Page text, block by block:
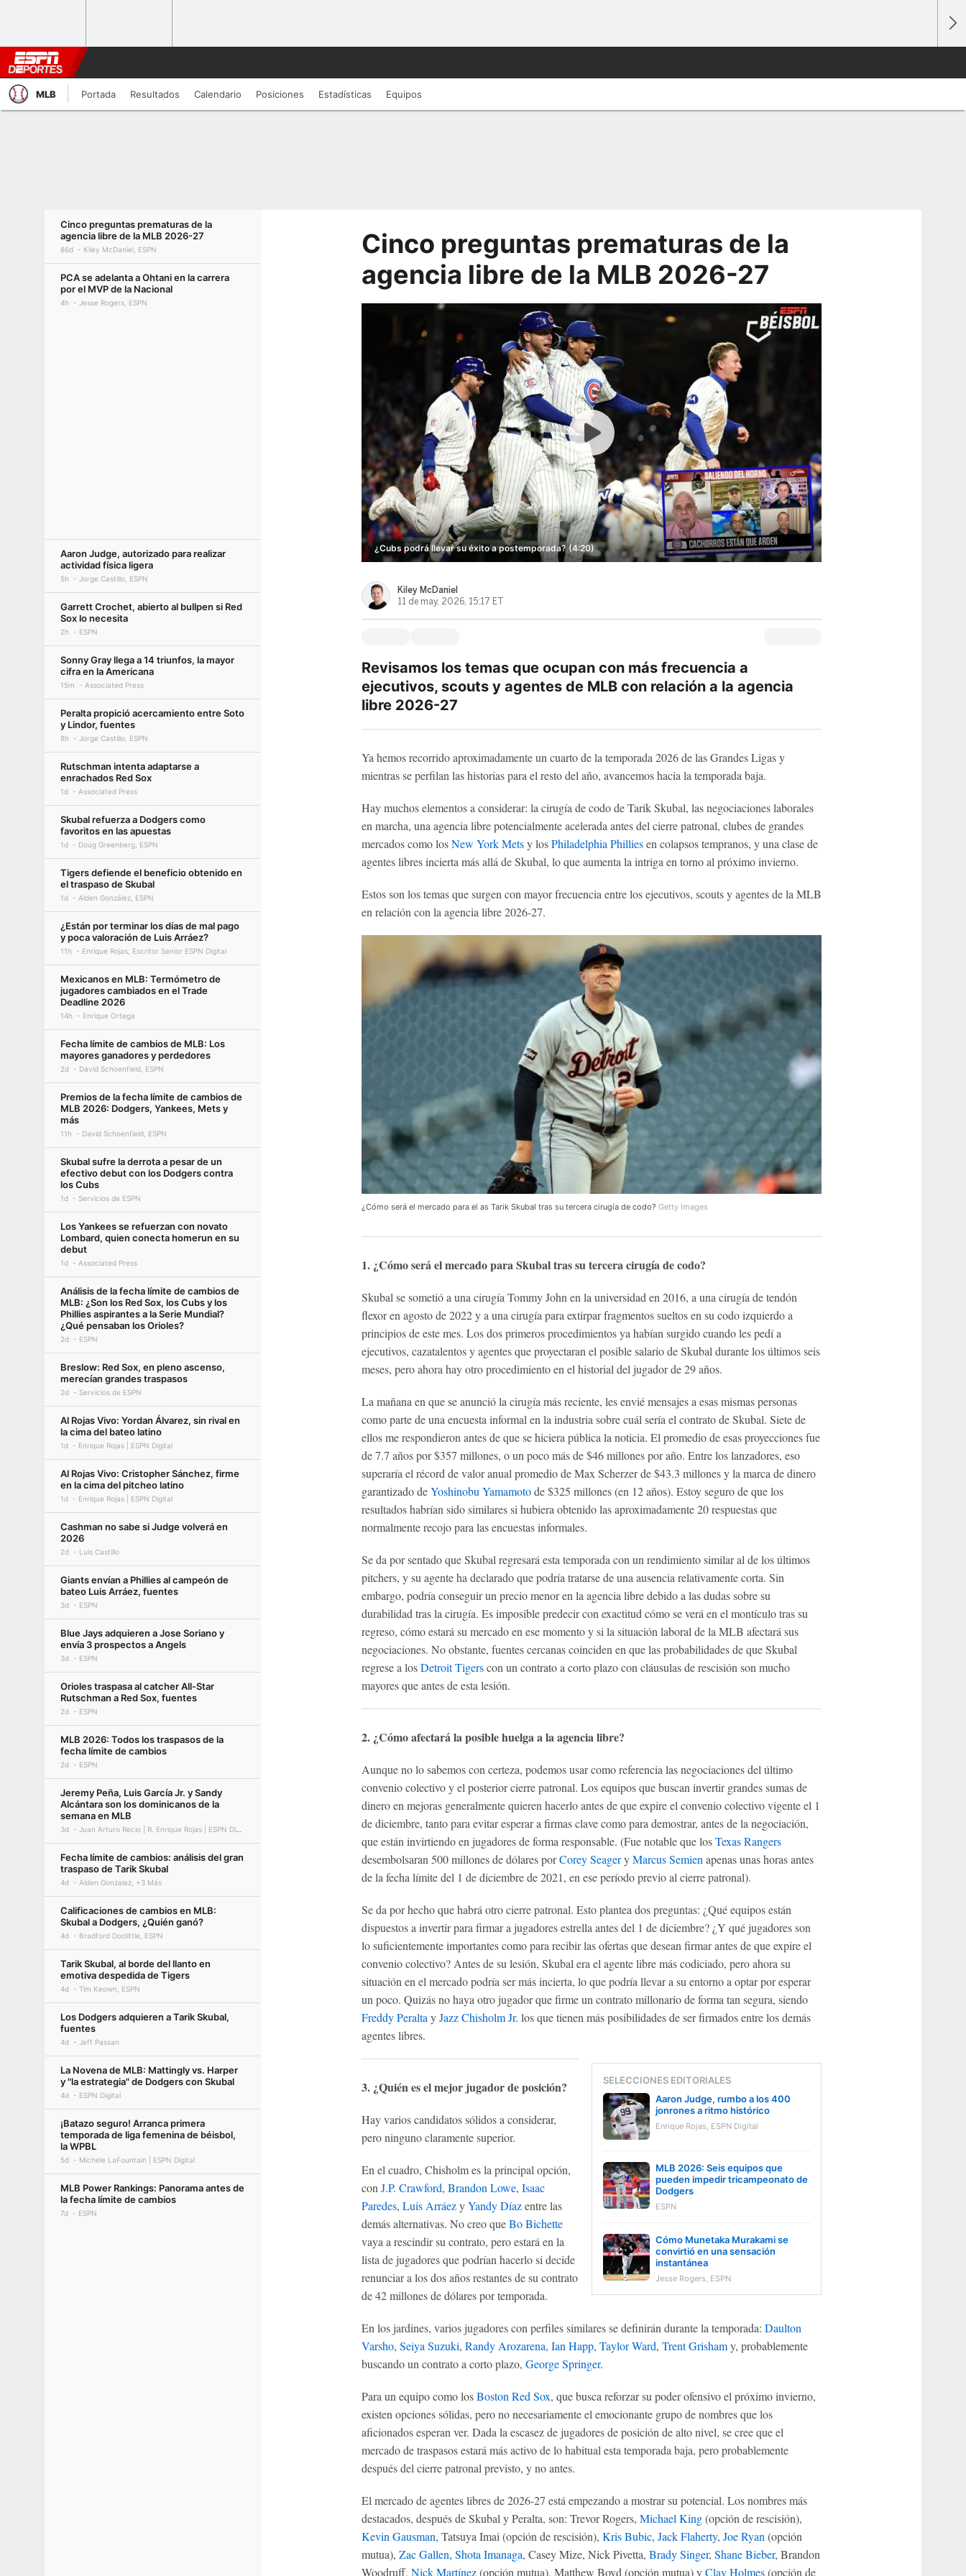
MLB Portada Resultados Calendario Posiciones Estadísticas Equipos
Cinco preguntas prematuras de la
agencia libre de la MLB 2026-27
86d Kiley McDaniel, ESPN
PCA se adelanta a Ohtani en la carrera
por el MVP de la Nacional
4h Jesse Rogers, ESPN
Aaron Judge, autorizado para realizar
actividad física ligera
5h Jorge Castillo, ESPN
Garrett Crochet, abierto al bullpen si Red
Sox lo necesita
2h ESPN
Sonny Gray llega a 14 triunfos, la mayor
cifra en la Americana
15m Associated Press
Peralta propició acercamiento entre Soto
y Lindor, fuentes
8h Jorge Castillo, ESPN
Rutschman intenta adaptarse a
enrachados Red Sox
1d Associated Press
Skubal refuerza a Dodgers como
favoritos en las apuestas
1d Doug Greenberg, ESPN
Tigers defiende el beneficio obtenido en
el traspaso de Skubal
1d Alden González, ESPN
¿Están por terminar los días de mal pago
y poca valoración de Luis Arráez?
11h Enrique Rojas, Escritor Senior ESPN Digital
Mexicanos en MLB: Termómetro de
jugadores cambiados en el Trade
Deadline 2026
14h Enrique Ortega
Fecha límite de cambios de MLB: Los
mayores ganadores y perdedores
2d David Schoenfield, ESPN
Premios de la fecha límite de cambios de
MLB 2026: Dodgers, Yankees, Mets y
más
11h David Schoenfield, ESPN
Skubal sufre la derrota a pesar de un
efectivo debut con los Dodgers contra
los Cubs
1d Servicios de ESPN
Los Yankees se refuerzan con novato
Lombard, quien conecta homerun en su
debut
1d Associated Press
Análisis de la fecha límite de cambios de
MLB: ¿Son los Red Sox, los Cubs y los
Phillies aspirantes a la Serie Mundial?
¿Qué pensaban los Orioles?
2d ESPN
Breslow: Red Sox, en pleno ascenso,
merecían grandes traspasos
2d Servicios de ESPN
Al Rojas Vivo: Yordan Álvarez, sin rival en
la cima del bateo latino
1d Enrique Rojas | ESPN Digital
Al Rojas Vivo: Cristopher Sánchez, firme
en la cima del pitcheo latino
1d Enrique Rojas | ESPN Digital
Cashman no sabe si Judge volverá en
2026
2d Luis Castillo
Giants envían a Phillies al campeón de
bateo Luis Arráez, fuentes
3d ESPN
Blue Jays adquieren a Jose Soriano y
envía 3 prospectos a Angels
3d ESPN
Orioles traspasa al catcher All-Star
Rutschman a Red Sox, fuentes
2d ESPN
MLB 2026: Todos los traspasos de la
fecha límite de cambios
2d ESPN
Jeremy Peña, Luis García Jr. y Sandy
Alcántara son los dominicanos de la
semana en MLB
3d Juan Arturo Recio | R. Enrique Rojas | ESPN Digital
Fecha límite de cambios: análisis del gran
traspaso de Tarik Skubal
4d Alden Gonzalez, +3 Más
Calificaciones de cambios en MLB:
Skubal a Dodgers, ¿Quién ganó?
4d Bradford Doolittle, ESPN
Tarik Skubal, al borde del llanto en
emotiva despedida de Tigers
4d Tim Keown, ESPN
Los Dodgers adquieren a Tarik Skubal,
fuentes
4d Jeff Passan
La Novena de MLB: Mattingly vs. Harper
y "la estrategia" de Dodgers con Skubal
4d ESPN Digital
¡Batazo seguro! Arranca primera
temporada de liga femenina de béisbol,
la WPBL
5d Michele LaFountain | ESPN Digital
MLB Power Rankings: Panorama antes de
la fecha límite de cambios
7d ESPN
Cinco preguntas prematuras de la
agencia libre de la MLB 2026-27
¿Cubs podrá llevar su éxito a postemporada? (4:20)
Kiley McDaniel
11 de may, 2026, 15:17 ET
Revisamos los temas que ocupan con más frecuencia a
ejecutivos, scouts y agentes de MLB con relación a la agencia
libre 2026-27
Ya hemos recorrido aproximadamente un cuarto de la temporada 2026 de las Grandes Ligas y
mientras se perfilan las historias para el resto del año, avancemos hacia la temporada baja.
Hay muchos elementos a considerar: la cirugía de codo de Tarik Skubal, las negociaciones laborales
en marcha, una agencia libre potencialmente acelerada antes del cierre patronal, clubes de grandes
mercados como losNew York Metsy losPhiladelphia Philliesen colapsos tempranos, y una clase de
agentes libres incierta más allá de Skubal, lo que aumenta la intriga en torno al próximo invierno.
Estos son los temas que surgen con mayor frecuencia entre los ejecutivos, scouts y agentes de la MLB
en relación con la agencia libre 2026-27.
¿Cómo será el mercado para el as Tarik Skubal tras su tercera cirugía de codo? Getty Images
1. ¿Cómo será el mercado para Skubal tras su tercera cirugía de codo?
Skubal se sometió a una cirugía Tommy John en la universidad en 2016, a una cirugía de tendón
flexor en agosto de 2022 y a una cirugía para extirpar fragmentos sueltos en su codo izquierdo a
principios de este mes. Los dos primeros procedimientos ya habían surgido cuando les pedí a
ejecutivos, cazatalentos y agentes que proyectaran el posible salario de Skubal durante los últimos seis
meses, pero ahora hay otro procedimiento en el historial del jugador de 29 años.
La mañana en que se anunció la cirugía más reciente, les envié mensajes a esas mismas personas
como parte de una encuesta informal en la industria sobre cuál sería el contrato de Skubal. Siete de
ellos me respondieron antes de que se hiciera pública la noticia. El promedio de esas proyecciones fue
de 7.7 años por $357 millones, o un poco más de $46 millones por año. Entre los lanzadores, eso
superaría el récord de valor anual promedio de Max Scherzer de $43.3 millones y la marca de dinero
garantizado deYoshinobu Yamamotode $325 millones (en 12 años). Estoy seguro de que los
resultados habrían sido similares si hubiera obtenido las aproximadamente 20 respuestas que
normalmente recojo para las encuestas informales.
Se da por sentado que Skubal regresará esta temporada con un rendimiento similar al de los últimos
pitchers, y su agente ha declarado que podría tratarse de una ausencia relativamente corta. Sin
embargo, podría conseguir un precio menor en la agencia libre debido a las dudas sobre su
durabilidad tras la cirugía. Es imposible predecir con exactitud cómo se verá en el montículo tras su
regreso, cómo estará su mercado en ese momento y si la situación laboral de la MLB afectará sus
negociaciones. No obstante, fuentes cercanas coinciden en que las probabilidades de que Skubal
regrese a losDetroit Tigerscon un contrato a corto plazo con cláusulas de rescisión son mucho
mayores que antes de esta lesión.
2. ¿Cómo afectará la posible huelga a la agencia libre?
Aunque no lo sabemos con certeza, podemos usar como referencia las negociaciones del último
convenio colectivo y el posterior cierre patronal. Los equipos que buscan invertir grandes sumas de
dinero en mejoras generalmente quieren hacerlo antes de que expire el convenio colectivo vigente el 1
de diciembre, tanto para evitar esperar a firmas clave como para demostrar, antes de la negociación,
que están invirtiendo en jugadores de forma responsable. (Fue notable que losTexas Rangers
desembolsaran 500 millones de dólares porCorey SeageryMarcus Semienapenas unas horas antes
de la fecha límite del 1 de diciembre de 2021, en ese período previo al cierre patronal).
Se da por hecho que habrá otro cierre patronal. Esto plantea dos preguntas: ¿Qué equipos están
dispuestos a invertir para firmar a jugadores estrella antes del 1 de diciembre? ¿Y qué jugadores son
lo suficientemente importantes como para recibir las ofertas que desean firmar antes de que expire el
convenio colectivo? Antes de su lesión, Skubal era el agente libre más codiciado, pero ahora su
situación en el mercado podría ser más incierta, lo que podría llevar a su entorno a optar por esperar
un poco. Quizás no haya otro jugador que firme un contrato millonario de forma tan segura, siendo
Freddy PeraltayJazz Chisholm Jr. los que tienen más posibilidades de ser firmados entre los demás
agentes libres.
SELECCIONES EDITORIALES
Aaron Judge, rumbo a los 400
jonrones a ritmo histórico
Enrique Rojas, ESPN Digital
MLB 2026: Seis equipos que
pueden impedir tricampeonato de
Dodgers
ESPN
Cómo Munetaka Murakami se
convirtió en una sensación
instantánea
Jesse Rogers, ESPN
3. ¿Quién es el mejor jugador de posición?
Hay varios candidatos sólidos a considerar,
pero ninguno claramente superior.
En el cuadro, Chisholm es la principal opción,
conJ.P. Crawford, Brandon Lowe, Isaac
Paredes, Luis ArráezyYandy Díazentre las
demás alternativas. No creo queBo Bichette
vaya a rescindir su contrato, pero estará en la
lista de jugadores que podrían hacerlo si decide
renunciar a los dos años restantes de su contrato
de 42 millones de dólares por temporada.
En los jardines, varios jugadores con perfiles similares se definirán durante la temporada: Daulton
Varsho, Seiya Suzuki, Randy Arozarena, Ian Happ, Taylor Ward, Trent Grishamy, probablemente
buscando un contrato a corto plazo, George Springer.
Para un equipo como losBoston Red Sox, que busca reforzar su poder ofensivo el próximo invierno,
existen opciones sólidas, pero no necesariamente el emocionante grupo de nombres que los
aficionados esperan ver. Dada la escasez de jugadores de posición de alto nivel, se cree que el
mercado de traspasos estará más activo de lo habitual esta temporada baja, pero probablemente
después del cierre patronal previsto, y no antes.
El mercado de agentes libres de 2026-27 está empezando a mostrar su potencial. Los nombres más
destacados, después de Skubal y Peralta, son: Trevor Rogers, Michael King(opción de rescisión),
Kevin Gausman, Tatsuya Imai (opción de rescisión), Kris Bubic, Jack Flaherty, Joe Ryan(opción
mutua), Zac Gallen, Shota Imanaga, Casey Mize, Nick Pivetta, Brady Singer, Shane Bieber, Brandon
Woodruff, Nick Martínez(opción mutua), Matthew Boyd (opción mutua) yClay Holmes(opción de